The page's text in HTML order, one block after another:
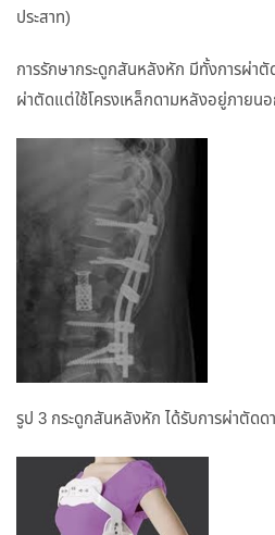
ประสาท)
การรักษากระดูกสันหลังหัก มีทั้งการผ่าตั
ผ่าตัดแต่ใช้โครงเหล็กดามหลังอยู่ภายน
รูป 3 กระดูกสันหลังหัก ได้รับการผ่าตัดด